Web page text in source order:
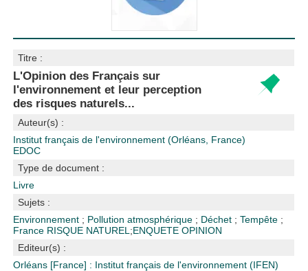
Titre :
L'Opinion des Français sur
l'environnement et leur perception
des risques naturels...
Auteur(s) :
Institut français de l'environnement (Orléans, France)
EDOC
Type de document :
Livre
Sujets :
Environnement ; Pollution atmosphérique ; Déchet ;Tempête ;
France RISQUE NATUREL ;ENQUETE OPINION
Editeur(s) :
Orléans [France] : Institut français de l'environnement (IFEN)